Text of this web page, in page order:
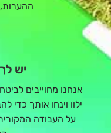
ההערות,
יש לך 100%
אנחנו מחוייבים
ילוו וינחו אותך
על העבודה